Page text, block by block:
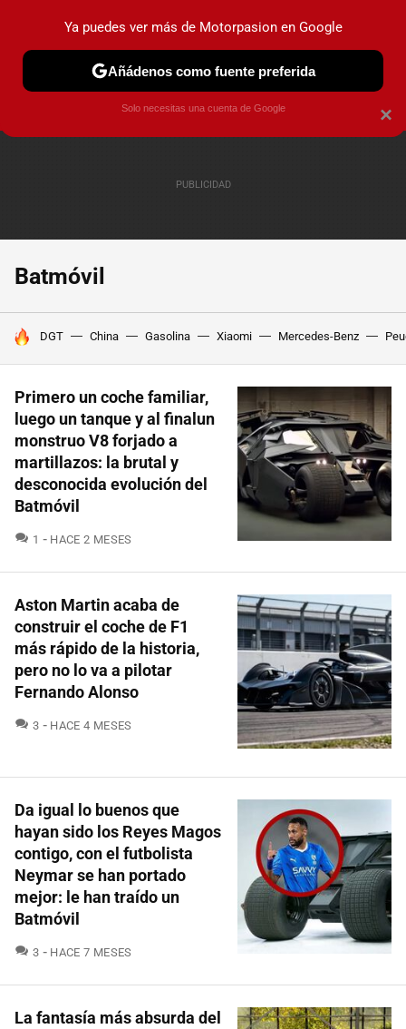
PRUEBAS COCHES ELÉCTRICOS OBSERVATORIO
Batmóvil
HOY SE HABLA DE
DGT China Gasolina Xiaomi Mercedes-Benz
Primero un coche familiar,
luego un tanque y al finalun
monstruo V8 forjado a
martillazos: la brutal y
desconocida evolución del
Batmóvil
1 COMENTARIOS
HACE 2 MESES
Aston Martin acaba de
construir el coche de F1
más rápido de la historia,
pero no lo va a pilotar
Fernando Alonso
3 COMENTARIOS
HACE 4 MESES
Da igual lo buenos que
hayan sido los Reyes Magos
contigo, con el futbolista
Neymar se han portado
mejor: le han traído un
Batmóvil
3 COMENTARIOS
HACE 7 MESES
La fantasía más absurda del
×
Ya puedes ver más de Motorpasion en Google
Añádenos como fuente preferida
Solo necesitas una cuenta de Google